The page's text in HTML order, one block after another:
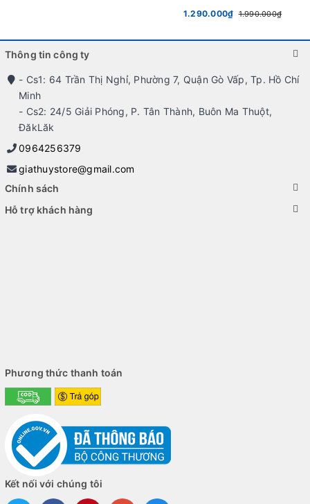
1.290.000₫ 1.990.000₫
Thông tin công ty
- Cs1: 64 Trần Thị Nghỉ, Phường 7, Quận Gò Vấp, Tp. Hồ Chí
Minh
- Cs2: 24/5 Giải Phóng, P. Tân Thành, Buôn Ma Thuột,
ĐăkLăk
0964256379
giathuystore@gmail.com
Chính sách
Hỗ trợ khách hàng
Phương thức thanh toán
Kết nối với chúng tôi